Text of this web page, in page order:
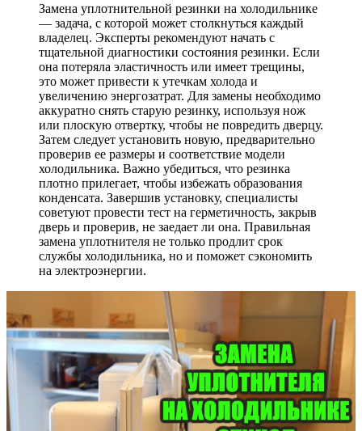
Замена уплотнительной резинки на холодильнике
— задача, с которой может столкнуться каждый
владелец. Эксперты рекомендуют начать с
тщательной диагностики состояния резинки. Если
она потеряла эластичность или имеет трещины,
это может привести к утечкам холода и
увеличению энергозатрат. Для замены необходимо
аккуратно снять старую резинку, используя нож
или плоскую отвертку, чтобы не повредить дверцу.
Затем следует установить новую, предварительно
проверив ее размеры и соответствие модели
холодильника. Важно убедиться, что резинка
плотно прилегает, чтобы избежать образования
конденсата. Завершив установку, специалисты
советуют провести тест на герметичность, закрыв
дверь и проверив, не заедает ли она. Правильная
замена уплотнителя не только продлит срок
службы холодильника, но и поможет сэкономить
на электроэнергии.